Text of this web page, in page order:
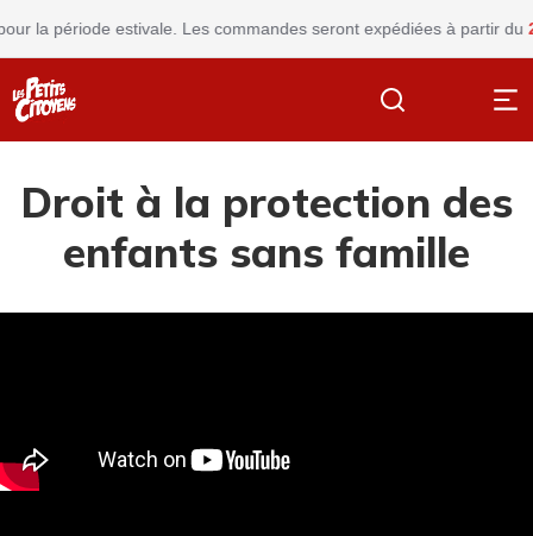
période estivale. Les commandes seront expédiées à partir du24
Droit à la protection des
enfants sans famille